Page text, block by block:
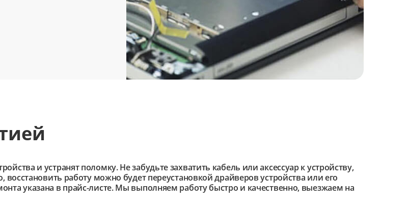
и устранят поломку. Не забудьте захватить кабель или аксессуар к устройству,
работу можно будет переустановкой драйверов устройства или его
указана в прайс-листе. Мы выполняем работу быстро и качественно, выезжаем на